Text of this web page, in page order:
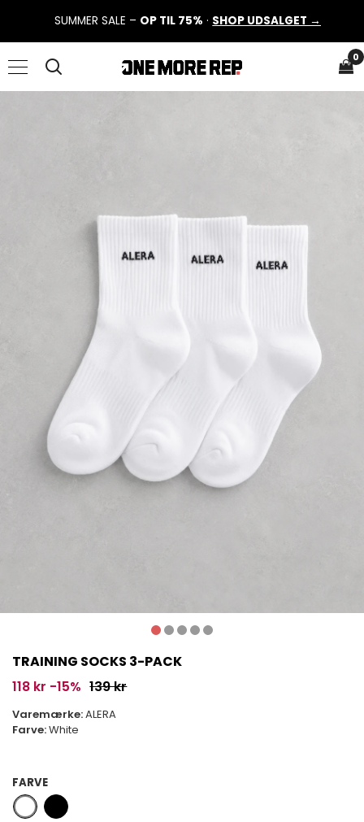
SUMMER SALE – OP TIL 75% · SHOP UDSALGET →
0
TRAINING SOCKS 3-PACK
118 kr -15% 139 kr
Varemærke:ALERA
Farve:White
FARVE